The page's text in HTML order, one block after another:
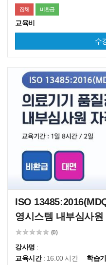
집체 비환급
교육비
수
ISO
영시스템 내부심사원
(0)
강사명 :
교육시간: 16.00 시간 학습